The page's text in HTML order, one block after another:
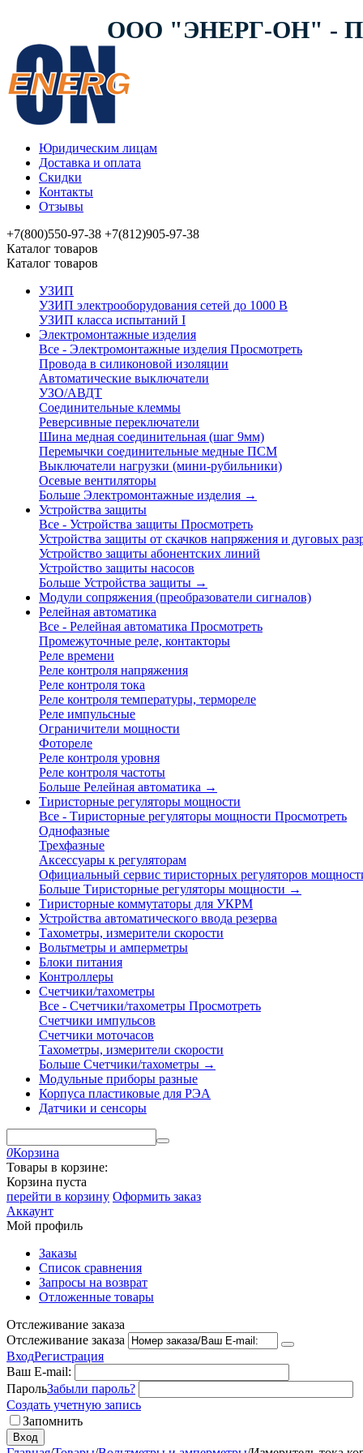
ООО "ЭНЕРГ-ОН" -
Юридическим лицам
Доставка и оплата
Скидки
Контакты
Отзывы
+7(800)550-97-38 +7(812)905-97-38
Каталог товаров
Каталог товаров
УЗИП
УЗИП электрооборудования сетей до 1000 В
УЗИП клaссa испытаний I
Электромонтажные изделия
Все - Электромонтажные изделия Просмотреть
Провода в силиконовой изоляции
Автоматические выключатели
УЗО/АВДТ
Соединительные клеммы
Реверсивные переключатели
Шина медная соединительная (шаг 9мм)
Перемычки соединительные медные ПСМ
Выключатели нагрузки (мини-рубильники)
Осевые вентиляторы
Больше Электромонтажные изделия →
Устройства защиты
Все - Устройства защиты Просмотреть
Устройства защиты от скачков напряжения и дуговых
Устройство защиты абонентских линий
Устройство защиты насосов
Больше Устройства защиты →
Модули сопряжения (преобразователи сигналов)
Релейная автоматика
Все - Релейная автоматика Просмотреть
Промежуточные реле, контакторы
Реле времени
Реле контроля напряжения
Реле контроля тока
Реле контроля температуры, термореле
Реле импульсные
Ограничители мощности
Фотореле
Реле контроля уровня
Реле контроля частоты
Больше Релейная автоматика →
Тиристорные регуляторы мощности
Все - Тиристорные регуляторы мощности Просмотреть
Однофазные
Трехфазные
Аксессуары к регуляторам
Официальный сервис тиристорных регуляторов
Больше Тиристорные регуляторы мощности →
Тиристорные коммутаторы для УКРМ
Устройства автоматического ввода резерва
Тахометры, измерители скорости
Вольтметры и амперметры
Блоки питания
Контроллеры
Счетчики/тахометры
Все - Счетчики/тахометры Просмотреть
Счетчики импульсов
Счетчики моточасов
Тахометры, измерители скорости
Больше Счетчики/тахометры →
Модульные приборы разные
Корпуса пластиковые для РЭА
Датчики и сенсоры
0Корзина
Товары в корзине:
Корзина пуста
перейти в корзину Оформить заказ
Аккаунт
Мой профиль
Заказы
Список сравнения
Запросы на возврат
Отложенные товары
Отслеживание заказа
Отслеживание заказа
ВходРегистрация
Ваш E-mail:
ПарольЗабыли пароль?
Создать учетную запись
Запомнить
Вход